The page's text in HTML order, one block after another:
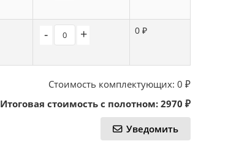
- + 0 ₽
Стоимость комплектующих: 0 ₽
Итоговая стоимость с полотном:2970 ₽
Уведомить